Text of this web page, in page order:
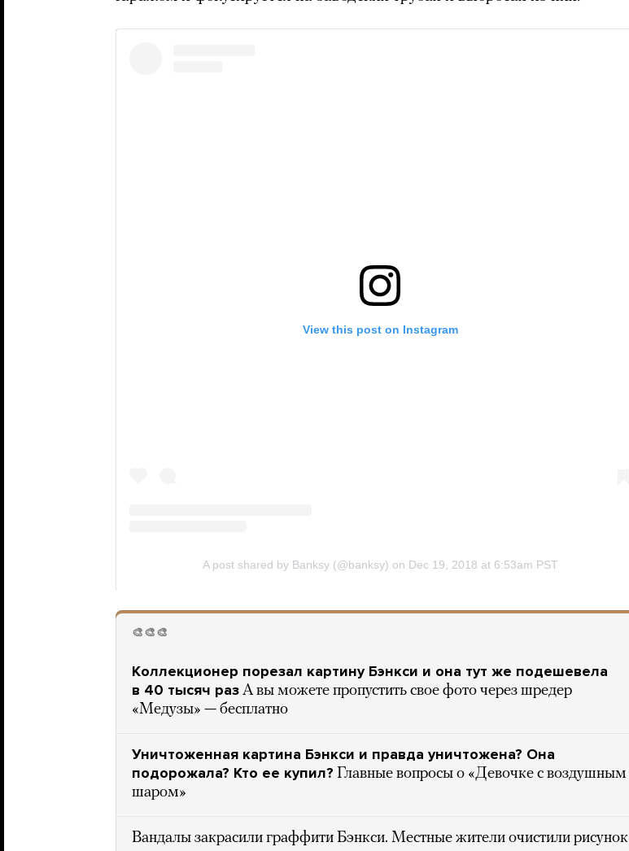
🎨🎨🎨
Коллекционер порезал картину Бэнкси и она тут же подешевела
в 40 тысяч раз А вы можете пропустить свое фото через шредер
«Медузы» — бесплатно
Уничтоженная картина Бэнкси и правда уничтожена? Она
подорожала? Кто ее купил? Главные вопросы о «Девочке с воздушным
шаром»
Вандалы закрасили граффити Бэнкси. Местные жители очистили рисунок